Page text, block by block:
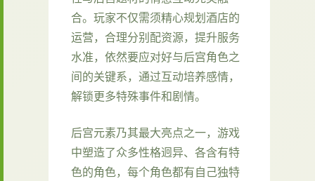
合。玩家不仅需须精心规划酒店的
运营，合理分别配资源，提升服务
水准，依然要应对好与后宫角色之
间的关键系，通过互动培养感情，
解锁更多特殊事件和剧情。
后宫元素乃其最大亮点之一，游戏
中塑造了众多性格迥异、各含有特
色的角色，每个角色都有自己独特